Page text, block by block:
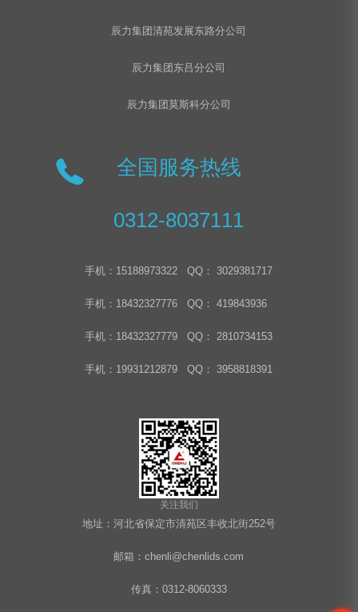
辰力集团清苑发展东路分公司
辰力集团东吕分公司
辰力集团莫斯科分公司
全国服务热线
0312-8037111
手机：15188973322 QQ： 3029381717
手机：18432327776 QQ： 419843936
手机：18432327779 QQ： 2810734153
手机：19931212879 QQ： 3958818391
关注我们
地址：河北省保定市清苑区丰收北街252号
邮箱：chenli@chenlids.com
传真：0312-8060333